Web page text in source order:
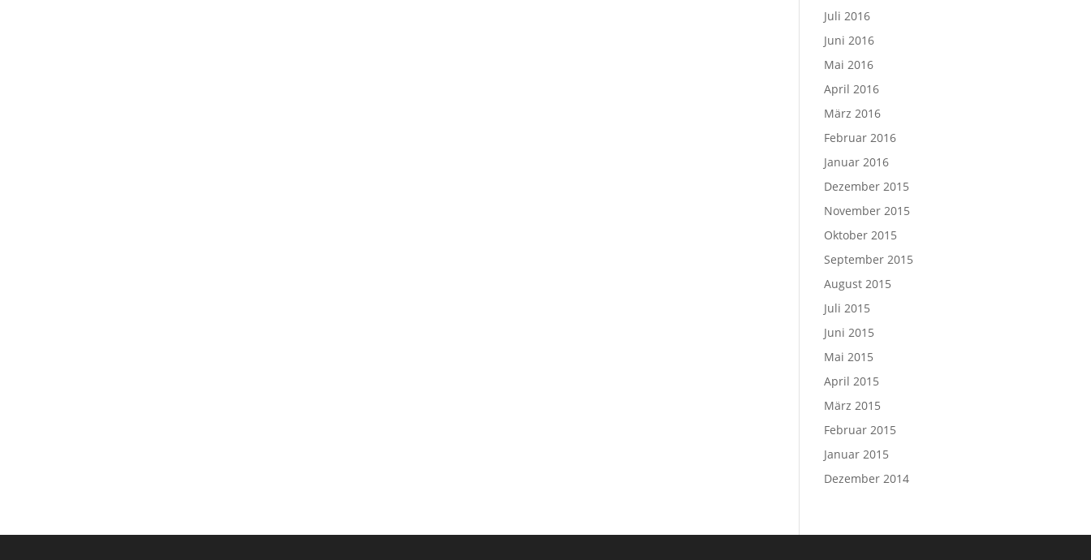
Juli 2016
Juni 2016
Mai 2016
April 2016
März 2016
Februar 2016
Januar 2016
Dezember 2015
November 2015
Oktober 2015
September 2015
August 2015
Juli 2015
Juni 2015
Mai 2015
April 2015
März 2015
Februar 2015
Januar 2015
Dezember 2014